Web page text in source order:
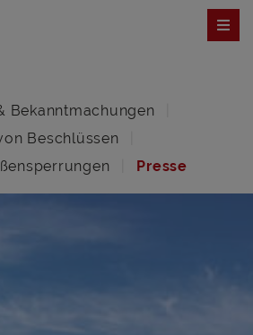
Bekanntmachungen
Beschlüssen
Presse